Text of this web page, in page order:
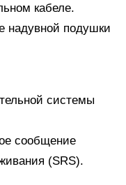
кабеле.
надувной подушки
системы
сообщение
(SRS).